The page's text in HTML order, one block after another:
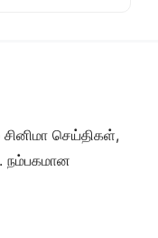
செய்திகள்,
நம்பகமான